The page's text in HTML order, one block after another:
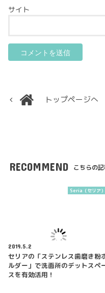
サイト
トップページへ
RECOMMEND こちらの記
Seria（セリア）
2019.5.2
セリアの「ステンレス歯磨き粉
ルダー」で洗面所のデットスペ
スを有効活用！